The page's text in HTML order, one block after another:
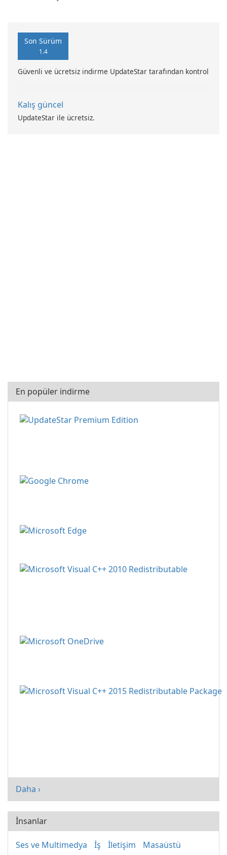
Son Sürüm
1.4
Güvenli ve ücretsiz indirme UpdateStar tarafından kontrol
Kalış güncel
UpdateStar ile ücretsiz.
En popüler indirme
Daha ›
İnsanlar
Ses ve Multimedya İş İletişim
Masaüstü